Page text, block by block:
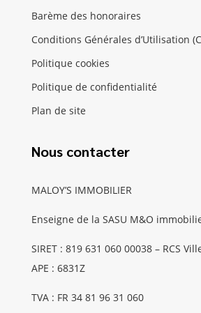
Barème des honoraires
Conditions Générales d’Utilisation
Politique cookies
Politique de confidentialité
Plan de site
Nous contacter
MALOY’S IMMOBILIER
Enseigne de la SASU M&O
SIRET : 819 631 060 00038 – RCS
APE : 6831Z
TVA : FR 34 81 96 31 060